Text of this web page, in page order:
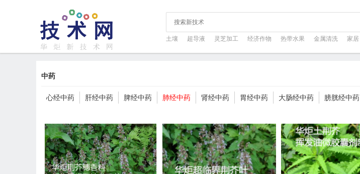
土壤 超导液 灵芝加工 经济作物 热带水果 金属清洗 家居
中药
心经中药 肝经中药 脾经中药 肺经中药 肾经中药 胃经中药 大肠经中药 膀胱经中药